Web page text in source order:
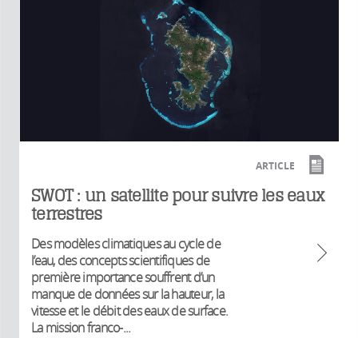
ARTICLE
SWOT : un satellite pour suivre les eaux
terrestres
Des modèles climatiques au cycle de
l’eau, des concepts scientifiques de
première importance souffrent d’un
manque de données sur la hauteur, la
vitesse et le débit des eaux de surface.
La mission franco-...